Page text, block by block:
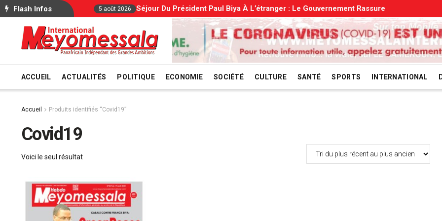
ACCUEIL ACTUALITÉS POLITIQUE ECONOMIE SOCIÉTÉ CULTURE SANTÉ SPORTS INTERNATIONAL
Accueil Produits identifiés “Covid19”
Covid19
Voici le seul résultat
Flash Infos 5 août 2026 Séjour Du Président Paul Biya À L’étranger : Le Gouvernement Rassure